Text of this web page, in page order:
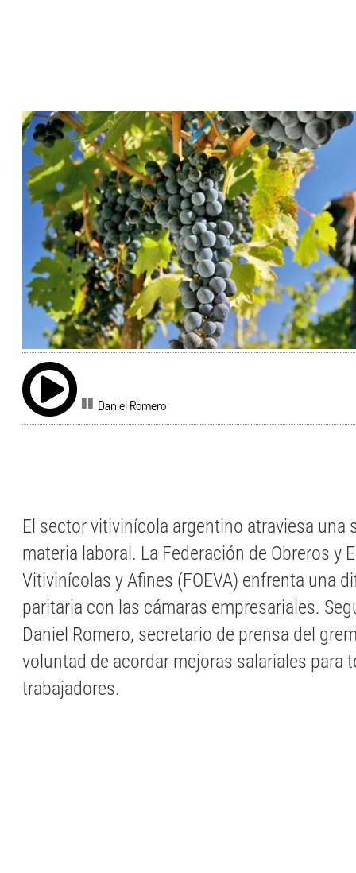
Daniel Romero
El sector vitivinícola argentino atraviesa una
materia laboral. La Federación de Obreros y
Vitivinícolas y Afines (FOEVA) enfrenta una
paritaria con las cámaras empresariales.
Daniel Romero, secretario de prensa del
voluntad de acordar mejoras salariales para
trabajadores.